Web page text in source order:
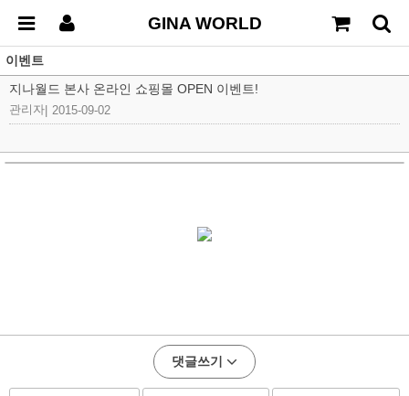
GINA WORLD
이벤트
지나월드 본사 온라인 쇼핑몰 OPEN 이벤트!
관리자 2015-09-02
댓글쓰기